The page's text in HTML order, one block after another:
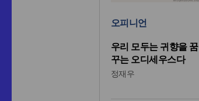
오피니언
우리 모두는 귀향을 꿈
꾸는 오디세우스다
정재우